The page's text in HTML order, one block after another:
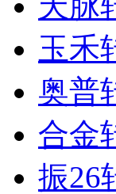
玉禾
奥普
合金
振26